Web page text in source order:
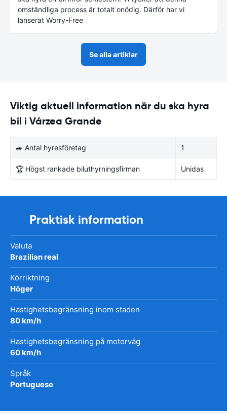
omständliga process är totalt onödig. Därför har vi
lanserat Worry-Free
Se alla artiklar
Viktig aktuell information när du ska hyra
bil i Várzea Grande
🚙 Antal hyresföretag 1
🏆 Högst rankade biluthyrningsfirman Unidas
Praktisk information
Valuta
Brazilian real
Körriktning
Höger
Hastighetsbegränsning inom staden
80 km/h
Hastighetsbegränsning på motorväg
60 km/h
Språk
Portuguese